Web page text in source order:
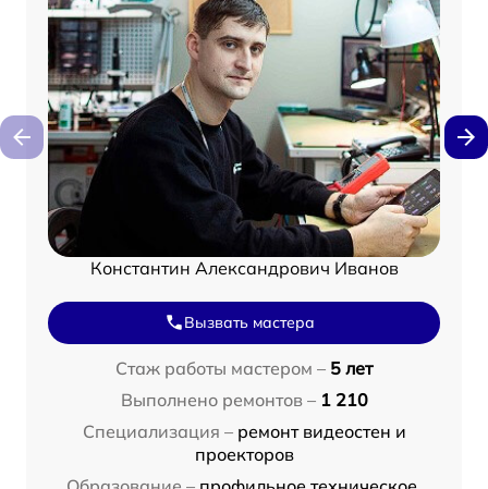
Константин Александрович Иванов
Вызвать мастера
Стаж работы мастером – 5 лет
Выполнено ремонтов – 1 210
Специализация – ремонт видеостен и
проекторов